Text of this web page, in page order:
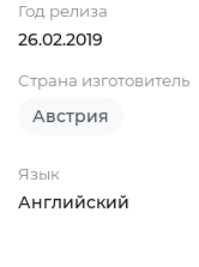
Год релиза
26.02.2019
Страна изготовитель
Австрия
Язык
Английский